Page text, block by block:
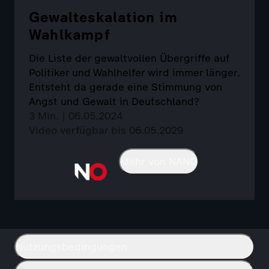
Gewalteskalation im
Wahlkampf
Die Liste der gewaltvollen Übergriffe auf
Politiker und Wahlhelfer wird immer länger.
Entsteht da gerade eine Stimmung von
Angst und Gewalt in Deutschland?
3 Min. | 06.05.2024
Video verfügbar bis 06.05.2029
Mehr von NANO
Nutzungsbedingungen